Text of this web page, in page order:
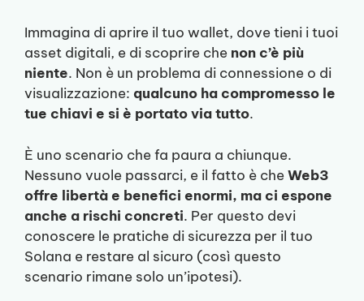
Immagina di aprire il tuo wallet, dove tieni i tuoi
asset digitali, e di scoprire che non c’è più
niente. Non è un problema di connessione o di
visualizzazione: qualcuno ha compromesso le
tue chiavi e si è portato via tutto.
È uno scenario che fa paura a chiunque.
Nessuno vuole passarci, e il fatto è cheWeb3
offre libertà e benefici enormi, ma ci espone
anche a rischi concreti. Per questo devi
conoscere le pratiche di sicurezza per il tuo
Solana e restare al sicuro (così questo
scenario rimane solo un’ipotesi).